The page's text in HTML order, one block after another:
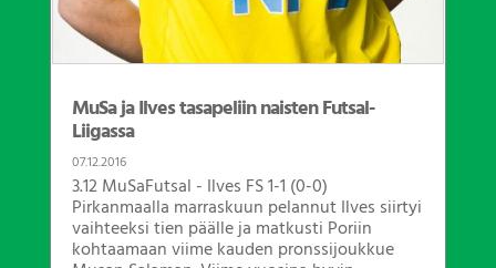
MuSa ja Ilves tasapeliin naisten Futsal-
Liigassa
07.12.2016
3.12 MuSaFutsal - Ilves FS 1-1 (0-0)
Pirkanmaalla marraskuun pelannut Ilves siirtyi
vaihteeksi tien päälle ja matkusti Poriin
kohtaamaan viime kauden pronssijoukkue